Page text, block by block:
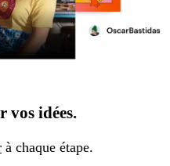
vos idées.
à chaque étape.